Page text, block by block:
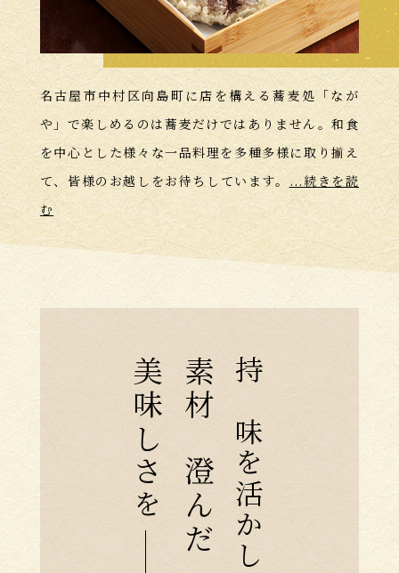
名古屋市中村区向島町に店を構える蕎麦処「なが
や」で楽しめるのは蕎麦だけではありません。和食
を中心とした様々な一品料理を多種多様に取り揃え
て、皆様のお越しをお待ちしています。 ...続きを読
む
持ち味を活かし
素材の澄んだ
美味しさ
を